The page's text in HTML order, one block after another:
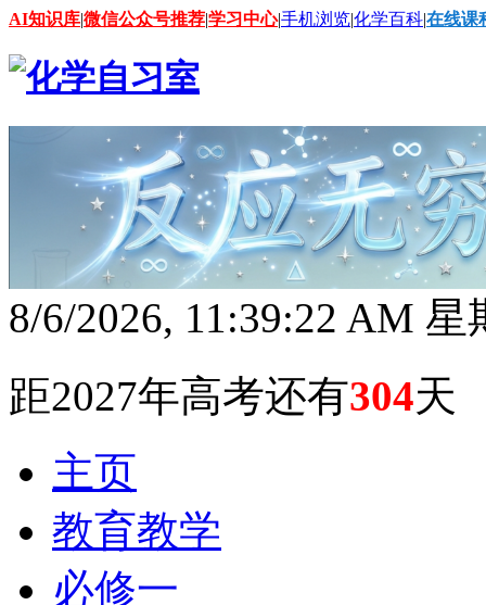
AI知识库|微信公众号推荐|学习中心|手机浏览|化学百科|在线课
8/6/2026, 11:39:24 AM 星
距2027年高考还有304天
主页
教育教学
必修一